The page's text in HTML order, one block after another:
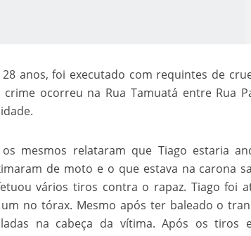
ajudou o Imperador Dom Pedro I na Independência do
anos, foi executado com requintes de
ocorreu na Rua Tamuatá entre Rua
mesmos relataram que Tiago estaria
de moto e o que estava na carona
vários tiros contra o rapaz. Tiago foi
no tórax. Mesmo após ter baleado o
na cabeça da vítima. Após os tiros